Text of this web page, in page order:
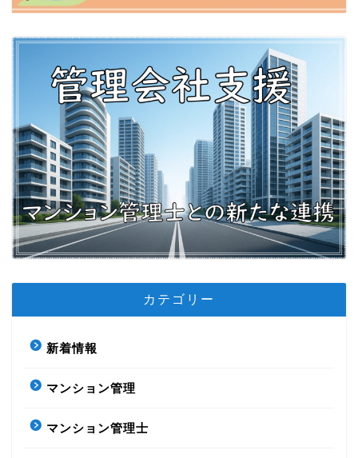
カテゴリー
新着情報
マンション管理
マンション管理士